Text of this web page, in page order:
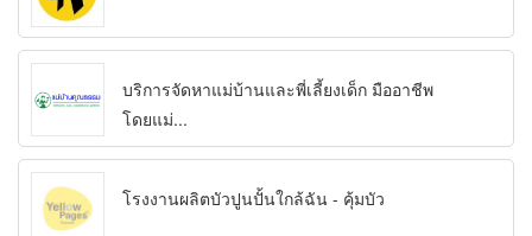
บริการจัดหาแม่บ้านและพี่เลี้ยงเด็ก มืออาชีพ
โดยแม่...
โรงงานผลิตบัวปูนปั้นใกล้ฉัน - คุ้มบัว